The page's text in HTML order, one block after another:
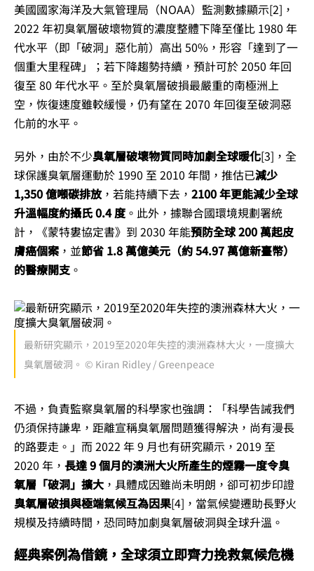
美國國家海洋及大氣管理局（NOAA） 監測數據顯示[2] ，
2022 年初臭氧層破壞物質的濃度整體下降至僅比 1980 年
代水平（即「破洞」惡化前）高出 50%，形容「達到了一
個重大里程碑」；若下降趨勢持續，預計可於 2050 年回
復至 80 年代水平。至於臭氧層破損最嚴重的南極洲上
空，恢復速度雖較緩慢，仍有望在 2070 年回復至破洞惡
化前的水平。
另外，由於不少臭氧層破壞物質同時加劇全球暖化[3] ，全
球保護臭氧層運動於 1990 至 2010 年間，推估已減少
1,350 億噸碳排放，若能持續下去， 2100 年更能減少全球
升溫幅度約攝氏 0.4 度。此外，據聯合國環境規劃署統
計，《蒙特婁協定書》到 2030 年能預防全球 200 萬起皮
膚癌個案 ，並節省 1.8 萬億美元（約 54.97 萬億新臺幣）
的醫療開支。
最新研究顯示，2019至2020年失控的澳洲森林大火，一度擴大
臭氧層破洞。 © Kiran Ridley / Greenpeace
不過，負責監察臭氧層的科學家也強調：「科學告誡我們
仍須保持謙卑，距離宣稱臭氧層問題獲得解決，尚有漫長
的路要走。」而 2022 年 9 月也有研究顯示，2019 至
2020 年， 長達 9 個月的澳洲大火所產生的煙霧一度令臭
氧層「破洞」擴大 ，具體成因雖尚未明朗，卻可初步印證
臭氧層破損與極端氣候互為因果[4] ，當氣候變遷助長野火
規模及持續時間，恐同時加劇臭氧層破洞與全球升溫。
經典案例為借鏡，全球須立即齊力挽救氣候危機